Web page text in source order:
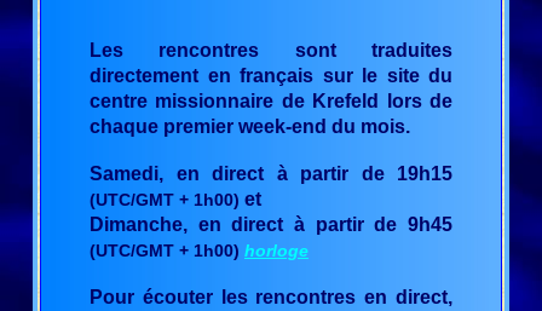
Les rencontres sont traduites
directement en français sur le site du
centre missionnaire de Krefeld lors de
chaque premier week-end du mois.
Samedi, en direct à partir de 19h15
(UTC/GMT + 1h00) et
Dimanche, en direct à partir de 9h45
(UTC/GMT + 1h00) horloge
Pour écouter les rencontres en direct,